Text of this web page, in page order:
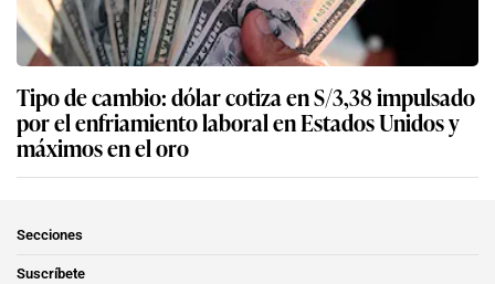
Tipo de cambio: dólar cotiza en S/3,38 impulsado
por el enfriamiento laboral en Estados Unidos y
máximos en el oro
Secciones
Suscríbete